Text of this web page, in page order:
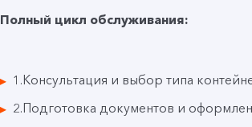
Полный цикл обслуживания:
1.Консультация и выбор типа
2.Подготовка документов и